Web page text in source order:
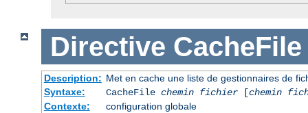
Directive CacheFile
Description: Met en cache une liste de gestionnaires de
Syntaxe:
CacheFile chemin fichier[chemin
Contexte:
configuration globale